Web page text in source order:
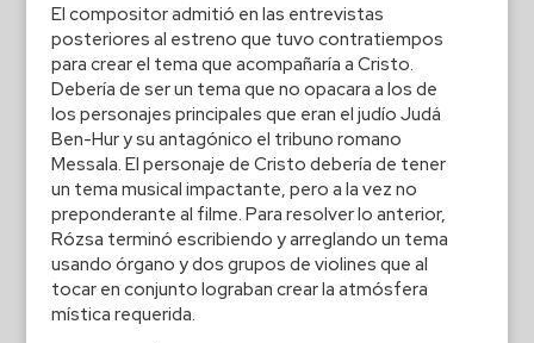
El compositor admitió en las entrevistas
posteriores al estreno que tuvo contratiempos
para crear el tema que acompañaría a Cristo.
Debería de ser un tema que no opacara a los de
los personajes principales que eran el judío Judá
Ben-Hur y su antagónico el tribuno romano
Messala. El personaje de Cristo debería de tener
un tema musical impactante, pero a la vez no
preponderante al filme. Para resolver lo anterior,
Rózsa terminó escribiendo y arreglando un tema
usando órgano y dos grupos de violines que al
tocar en conjunto lograban crear la atmósfera
mística requerida.